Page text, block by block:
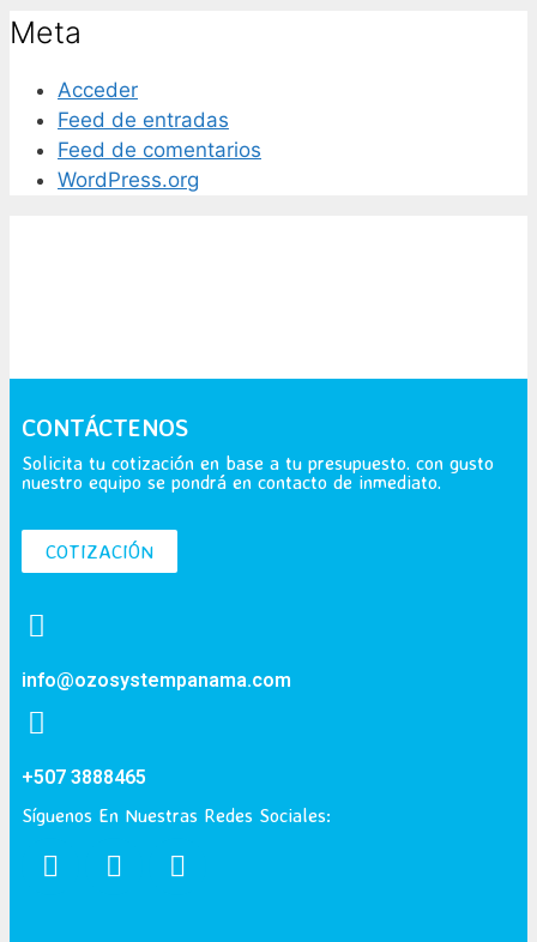
Meta
Acceder
Feed de entradas
Feed de comentarios
WordPress.org
CONTÁCTENOS
Solicita tu cotización en base a tu presupuesto. con gusto
nuestro equipo se pondrá en contacto de inmediato.
COTIZACIÓN
info@ozosystempanama.com
+507 3888465
Síguenos En Nuestras Redes Sociales: